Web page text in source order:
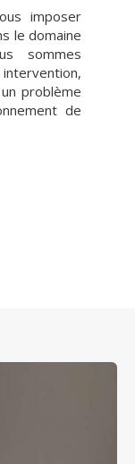
imposer
le domaine
sommes
problème
de